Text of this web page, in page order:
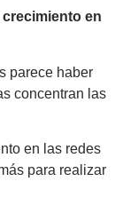
crecimiento en
parece haber
concentran las
en las redes
para realizar